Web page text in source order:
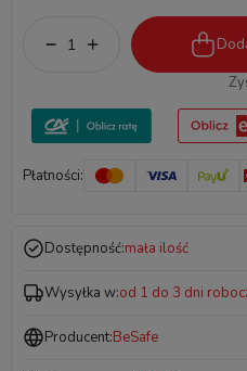
Płatności:
Dostępność:mała ilość
Wysyłka w:od 1 do 3 dni
Producent:BeSafe